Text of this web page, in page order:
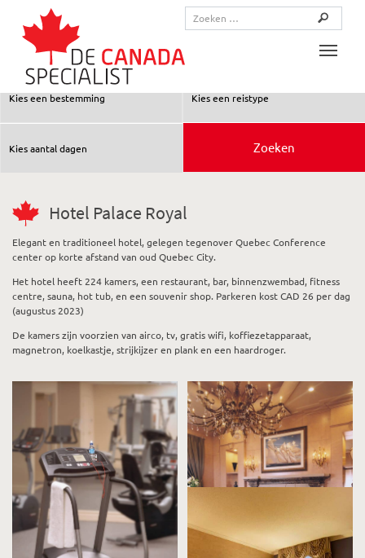
Hotel Palace Royal
Elegant en traditioneel hotel, gelegen tegenover Quebec Conference
center op korte afstand van oud Quebec City.
Het hotel heeft 224 kamers, een restaurant, bar, binnenzwembad, fitness
centre, sauna, hot tub, en een souvenir shop. Parkeren kost CAD 26 per dag
(augustus 2023)
De kamers zijn voorzien van airco, tv, gratis wifi, koffiezetapparaat,
magnetron, koelkastje, strijkijzer en plank en een haardroger.